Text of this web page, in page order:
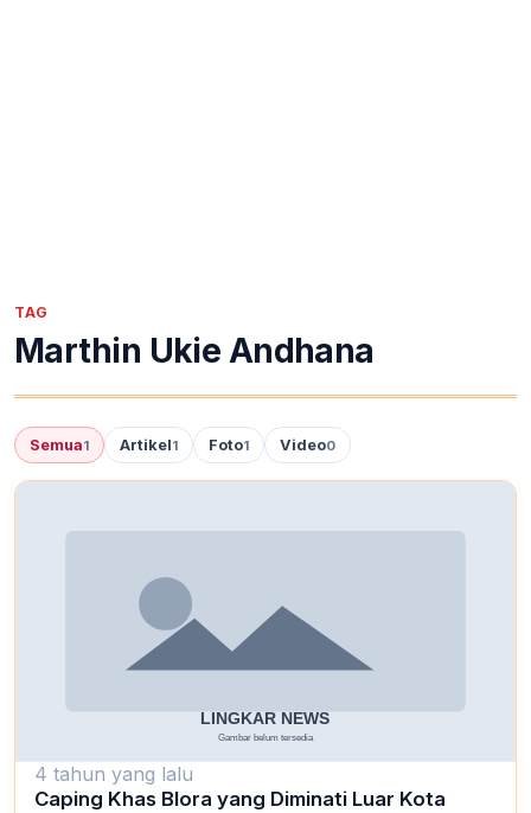
TAG
Marthin Ukie Andhana
Semua1 Artikel1 Foto1 Video0
4 tahun yang lalu
Caping Khas Blora yang Diminati Luar Kota